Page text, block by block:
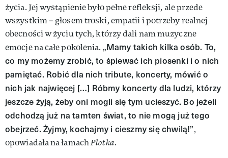
życia. Jej wystąpienie było pełne refleksji, ale przede
wszystkim – głosem troski, empatii i potrzeby realnej
obecności w życiu tych, którzy dali nam muzyczne
emocje na całe pokolenia. „Mamy takich kilka osób. To,
co my możemy zrobić, to śpiewać ich piosenki i o nich
pamiętać. Robić dla nich tribute, koncerty, mówić o
nich jak najwięcej […] Róbmy koncerty dla ludzi, którzy
jeszcze żyją, żeby oni mogli się tym ucieszyć. Bo jeżeli
odchodzą już na tamten świat, to nie mogą już tego
obejrzeć. Żyjmy, kochajmy i cieszmy się chwilą!”,
opowiadała na łamachPlotka.